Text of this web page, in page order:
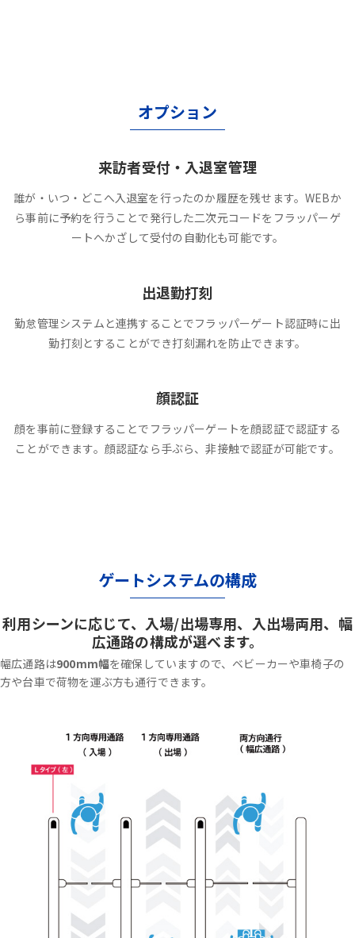
オプション
来訪者受付・入退室管理
誰が・いつ・どこへ入退室を行ったのか履歴を残せます。WEBか
ら事前に予約を行うことで発行した二次元コードをフラッパーゲ
ートへかざして受付の自動化も可能です。
出退勤打刻
勤怠管理システムと連携することでフラッパーゲート認証時に出
勤打刻とすることができ打刻漏れを防止できます。
顔認証
顔を事前に登録することでフラッパーゲートを顔認証で認証する
ことができます。顔認証なら手ぶら、非接触で認証が可能です。
ゲートシステムの構成
利用シーンに応じて、入場/出場専用、入出場両用、幅
広通路の構成が選べます。
幅広通路は900mm幅を確保していますので、ベビーカーや車椅子の
方や台車で荷物を運ぶ方も通行できます。